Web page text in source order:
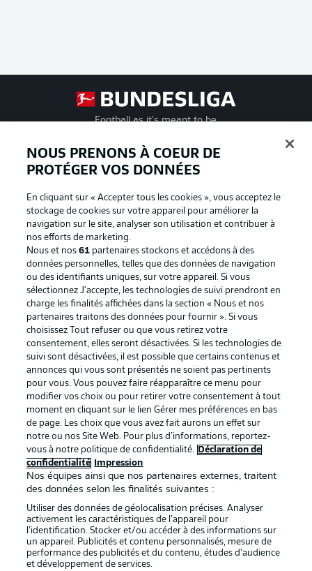
Football as it's meant to be
Proposé par
La publicité Conditions d’utilisation des
services
Mentions Légales Gérer mes préférences
Déclaration de
confidentialité
Diffuseurs
Travaux Contact
Impression
NOUS PRENONS À COEUR DE
PROTÉGER VOS DONNÉES
En cliquant sur « Accepter tous les cookies », vous acceptez le
stockage de cookies sur votre appareil pour améliorer la
navigation sur le site, analyser son utilisation et contribuer à
nos efforts de marketing.
Nous et nos61 partenaires stockons et accédons à des
données personnelles, telles que des données de navigation
ou des identifiants uniques, sur votre appareil. Si vous
sélectionnez J'accepte, les technologies de suivi prendront en
charge les finalités affichées dans la section « Nous et nos
partenaires traitons des données pour fournir ». Si vous
choisissez Tout refuser ou que vous retirez votre
consentement, elles seront désactivées. Si les technologies de
suivi sont désactivées, il est possible que certains contenus et
annonces qui vous sont présentés ne soient pas pertinents
pour vous. Vous pouvez faire réapparaître ce menu pour
modifier vos choix ou pour retirer votre consentement à tout
moment en cliquant sur le lien Gérer mes préférences en bas
de page. Les choix que vous avez fait aurons un effet sur
notre ou nos Site Web. Pour plus d’informations, reportez-
vous à notre politique de confidentialité.
Déclaration de
confidentialité
Impression
Nos équipes ainsi que nos partenaires externes, traitent
des données selon les finalités suivantes :
Utiliser des données de géolocalisation précises. Analyser
activement les caractéristiques de l’appareil pour
l’identification. Stocker et/ou accéder à des informations sur
un appareil. Publicités et contenu personnalisés, mesure de
performance des publicités et du contenu, études d’audience
et développement de services.